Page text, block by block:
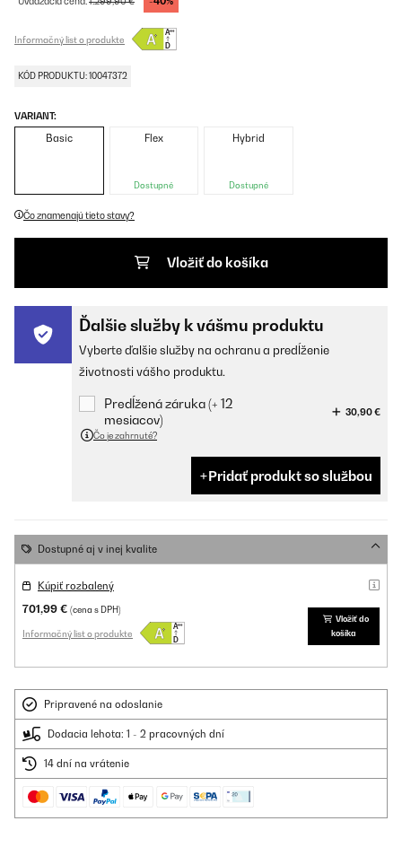
Informačný list o produkte
KÓD PRODUKTU: 10047372
VARIANT:
Basic Flex
Dostupné
Hybrid
Dostupné
Čo znamenajú tieto stavy?
Vložiť do košíka
Ďalšie služby k vášmu produktu
Vyberte ďalšie služby na ochranu a predĺženie
životnosti vášho produktu.
Predĺžená záruka (+ 12
mesiacov)
30,90 €
Čo je zahrnuté?
Pridať produkt so službou
Dostupné aj v inej kvalite
Kúpiť rozbalený
701,99 € (cena s DPH)
Informačný list o produkte
Vložiť do
košíka
Pripravené na odoslanie
Dodacia lehota: 1 - 2 pracovných dní
14 dní na vrátenie